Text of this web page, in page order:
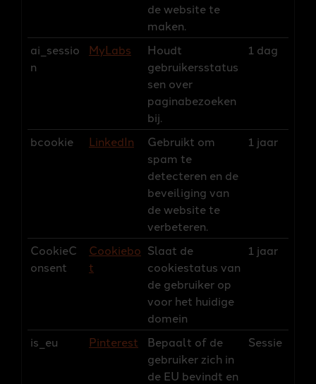
de website te
maken.
ai_sessio
n
MyLabs
Houdt
gebruikersstatus
sen over
paginabezoeken
bij.
1 dag
bcookie LinkedIn
Gebruikt om
spam te
detecteren en de
beveiliging van
de website te
verbeteren.
1 jaar
CookieC
onsent
Cookiebo
t
Slaat de
cookiestatus van
de gebruiker op
voor het huidige
domein
1 jaar
is_eu Pinterest
Bepaalt of de
gebruiker zich in
de EU bevindt en
Sessie